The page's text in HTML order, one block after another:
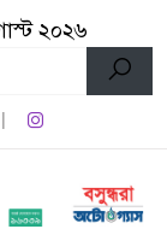
২০২৬